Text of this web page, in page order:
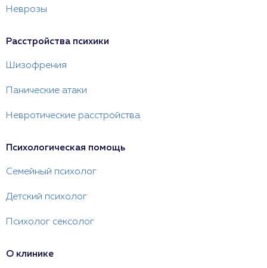
Неврозы
Расстройства психики
Шизофрения
Панические атаки
Невротические расстройства
Психологическая помощь
Семейный психолог
Детский психолог
Психолог сексолог
О клинике